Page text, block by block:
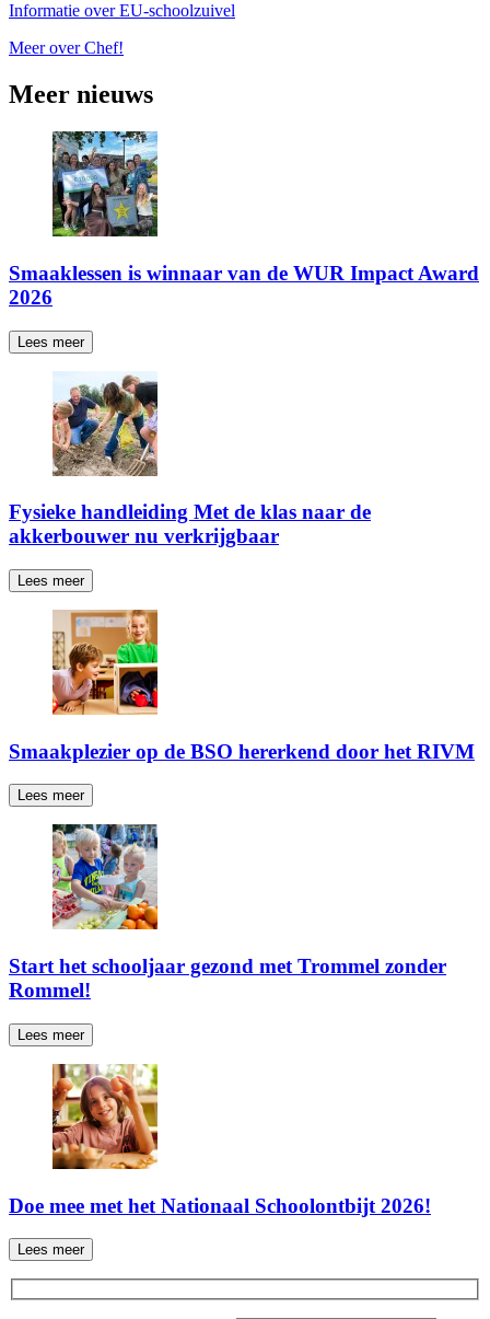
Informatie over EU-schoolzuivel
Meer over Chef!
Meer nieuws
Smaaklessen is winnaar van de WUR Impact Award
2026
Lees meer
Fysieke handleiding Met de klas naar de
akkerbouwer nu verkrijgbaar
Lees meer
Smaakplezier op de BSO hererkend door het RIVM
Lees meer
Start het schooljaar gezond met Trommel zonder
Rommel!
Lees meer
Doe mee met het Nationaal Schoolontbijt 2026!
Lees meer